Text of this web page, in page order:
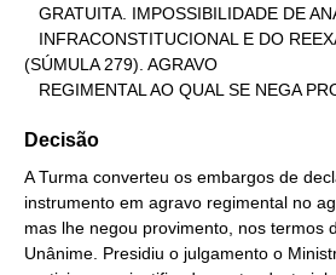
(SÚMULA 279). AGRAVO
REGIMENTAL AO QUAL SE NEGA
Decisão
A Turma converteu os embargos de
instrumento em agravo regimental no
mas lhe negou provimento, nos termos
Unânime. Presidiu o julgamento o